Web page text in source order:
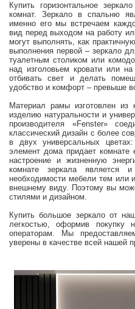
Купить горизонтальное
комнат. Зеркало в спальню
именно его мы встречаем
вид перед выходом на работу
могут выполнять, как
выполнения первой – зеркало
туалетным столиком или
над изголовьем кровати или
отбивать свет и делать
удобство и комфорт – превыше
Материал рамы изготовлен из
изделию натуральности и
производителя «Fenster»
классический дизайн с более
в двух универсальных
элемент дома придает комнате
настроение и жизненную
комнате зеркала является
необходимости мебели тем или
внешнему виду. Поэтому вы
стилями и дизайном.
Купить большое зеркало от
легкостью, оформив покупку
операторам. Мы
уверены в качестве всей нашей